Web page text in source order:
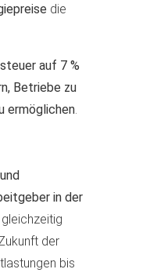
die
auf 7 %
Betriebe zu
ermöglichen
in der
der
bis